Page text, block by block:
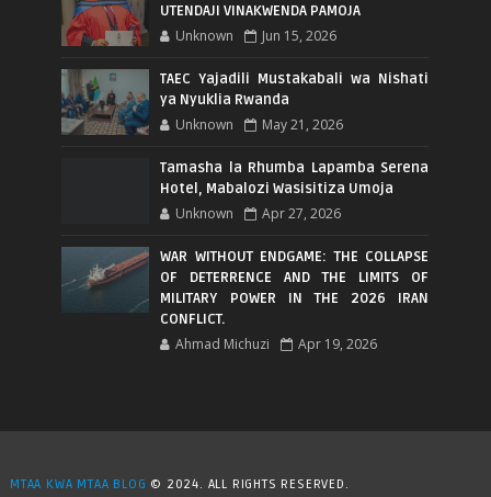
UTENDAJI VINAKWENDA PAMOJA
Unknown Jun 15, 2026
TAEC Yajadili Mustakabali wa Nishati
ya Nyuklia Rwanda
Unknown May 21, 2026
Tamasha la Rhumba Lapamba Serena
Hotel, Mabalozi Wasisitiza Umoja
Unknown Apr 27, 2026
WAR WITHOUT ENDGAME: THE COLLAPSE
OF DETERRENCE AND THE LIMITS OF
MILITARY POWER IN THE 2026 IRAN
CONFLICT.
Ahmad Michuzi Apr 19, 2026
MTAA KWA MTAA BLOG © 2024. ALL RIGHTS RESERVED.